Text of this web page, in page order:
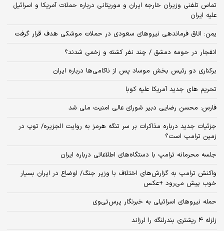
تماس تلفنی وزیران خارجه ایران و موریتانی درباره حملات آمریکا و اسرائیل
علیه ایران
یمن: اتاق فرماندهی نیروهای سعودی در حملات موشکی هدف قرار گرفت
انفجار در حومه دمشق / چند نفر کشته و زخمی شدند؟
برکناری دو رئیس بخش موساد پس از ناکامی‌ها درباره ایران
تحریم های جدید آمریکا علیه کوبا
فارس: محسن رضایی دبیر شورای عالی امنیت ملی شد
جزئیات جدید درباره مذاکرات بر سر تنگه هرمز به روایت الجزیره/ توپ در
زمین ترامپ است؟
جلسه محرمانه ترامپ با دستگاه‌های اطلاعاتی درباره ایران
واکنش ترامپ به گزارش‌های اختلاف با وزیر جنگ/ اوضاع در ایران بسیار
خوب پیش می‌رود +عکس
حمله نیروهای اسرائیلی به خبرنگار پرس‌تی‌وی
زلزله ۴ ریشتری بندرلنگه را لرزاند